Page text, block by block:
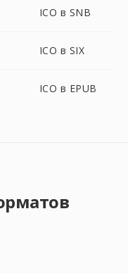
ICO в SNB
ICO в SIX
ICO в EPUB